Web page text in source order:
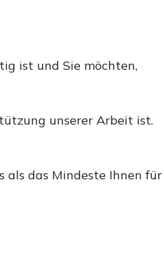
ist und Sie möchten,
unserer Arbeit ist.
als das Mindeste Ihnen für